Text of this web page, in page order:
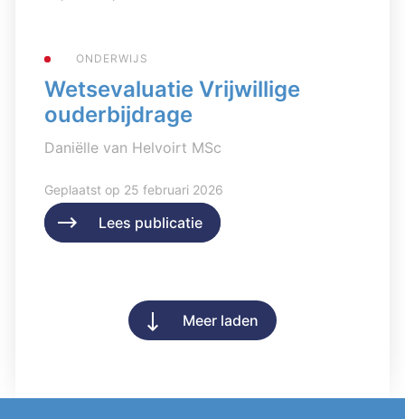
Lees publicatie
ONDERWIJS
Wetsevaluatie Vrijwillige
ouderbijdrage
Daniëlle van Helvoirt MSc
Geplaatst op 25 februari 2026
Lees publicatie
Meer laden